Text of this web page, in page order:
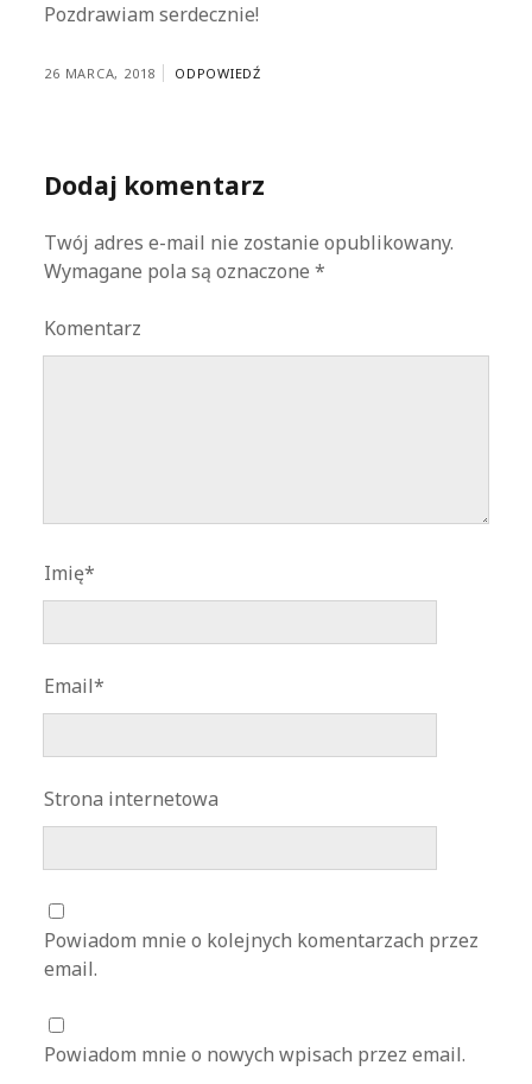
Pozdrawiam serdecznie!
26 MARCA, 2018 ODPOWIEDŹ
Dodaj komentarz
Twój adres e-mail nie zostanie opublikowany.
Wymagane pola są oznaczone*
Komentarz
Imię*
Email*
Strona internetowa
Powiadom mnie o kolejnych komentarzach przez
email.
Powiadom mnie o nowych wpisach przez email.